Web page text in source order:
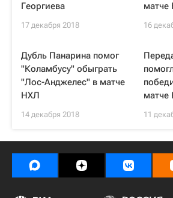
Георгиева
17 декабря 2018
матче
16
Дубль Панарина помог
"Коламбусу" обыграть
"Лос-Анджелес" в матче
НХЛ
14 декабря 2018
матче
11